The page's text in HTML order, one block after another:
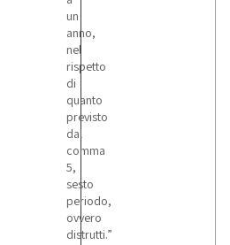
un
anno,
nel
rispetto
di
quanto
previsto
dal
comma
5,
sesto
periodo,
ovvero
distrutti.”